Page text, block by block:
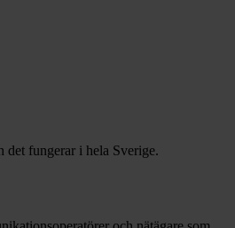
det fungerar i hela Sverige.